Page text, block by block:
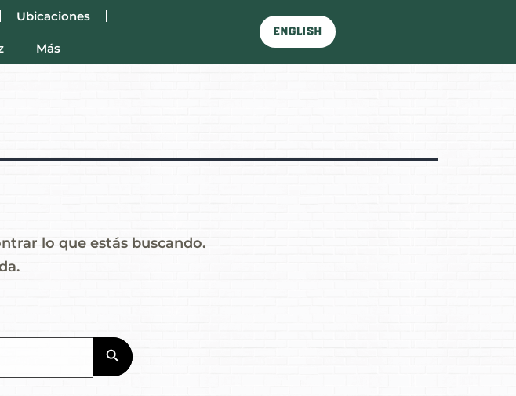
Ubicaciones
Más
English
lo que estás buscando.
Search Button